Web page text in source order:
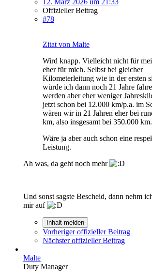
Offizieller Beitrag
#78
Zitat von Malte
Wird knapp. Vielleicht nicht für
eher für mich. Selbst bei gleicher
Kilometerleitung wie in der ersten
würde ich dann noch 21 Jahre
werden aber eher weniger
jetzt schon bei 12.000 km/p.a. im
wären wir in 21 Jahren eher bei
km, also insgesamt bei 350.000 km.
Wäre ja aber auch schon eine
Leistung.
Ah was, da geht noch mehr
Und sonst sagste Bescheid, dann nehm
mir auf
Inhalt melden
Vorheriger offizieller Beitrag
Nächster offizieller Beitrag
Malte
Duty Manager